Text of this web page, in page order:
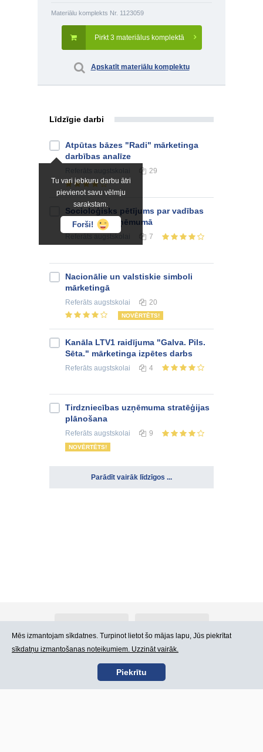
Materiālu komplekts Nr. 1123059
Pirkt 3 materiālus komplektā
Apskatīt materiālu komplektu
Līdzīgie darbi
Tu vari jebkuru darbu ātri
pievienot savu vēlmju
sarakstam.
Forši!
Atpūtas bāzes "Radi" mārketinga
darbības analīze
29
Socioloģisks pētījums par vadības
procesiem uzņēmumā
7
Nacionālie un valstiskie simboli
mārketingā
Referāts augstskolai 20
NOVĒRTĒTS!
Kanāla LTV1 raidījuma "Galva. Pils.
Sēta." mārketinga izpētes darbs
Referāts augstskolai 4
Tirdzniecības uzņēmuma stratēģijas
plānošana
Referāts augstskolai 9
NOVĒRTĒTS!
Parādīt vairāk līdzīgos ...
Kontakti Lietošanas noteikumi
Mēs izmantojam sīkdatnes. Turpinot lietot šo mājas lapu, Jūs piekrītat
sīkdatņu izmantošanas noteikumiem. Uzzināt vairāk.
Piekrītu